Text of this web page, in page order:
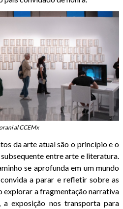
al CCEMx
da arte atual são o princípio e o
entre arte e literatura.
se aprofunda em um mundo
a parar e refletir sobre as
explorar a fragmentação narrativa
exposição nos transporta para